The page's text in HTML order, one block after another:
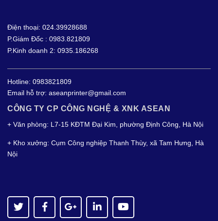
Điện thoại: 024.39928688
P.Giám Đốc : 0983.821809
P.Kinh doanh 2: 0935.186268
Hotline: 0983821809
Email hỗ trợ: aseanprinter@gmail.com
CÔNG TY CP CÔNG NGHỆ & XNK ASEAN
+ Văn phòng: L7-15 KĐTM Đại Kim, phường Định Công, Hà Nội
+ Kho xưởng: Cụm Công nghiệp Thanh Thùy, xã Tam Hưng, Hà
Nội